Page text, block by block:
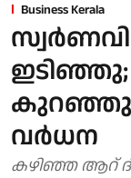
Business Kerala
ഇടിഞ്ഞു;
കുറഞ്ഞു;
വർധന
കഴി‍‌ഞ്ഞ ആറ്